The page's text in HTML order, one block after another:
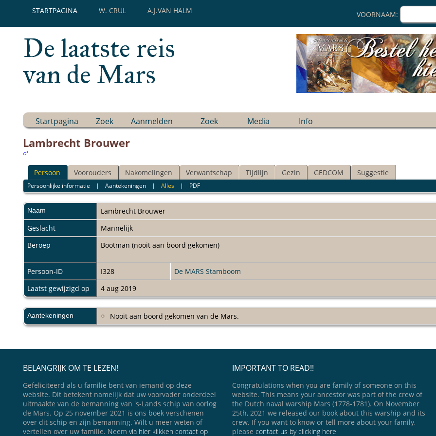
STARTPAGINA W. CRUL A.J.VAN HALM VOORNAAM:
De laatste reis
van de Mars
Startpagina Zoek Aanmelden Zoek Media Info
Lambrecht Brouwer
Persoon Voorouders Nakomelingen Verwantschap Tijdlijn Gezin GEDCOM Suggestie
Persoonlijke informatie |Aantekeningen |Alles | PDF
Naam Lambrecht Brouwer
Geslacht
Mannelijk
Beroep
Bootman (nooit aan boord gekomen)
Persoon-ID I328
De MARS Stamboom
Laatst gewijzigd op
4 aug 2019
Aantekeningen Nooit aan boord gekomen van de Mars.
BELANGRIJK OM TE LEZEN!
Gefeliciteerd als u familie bent van iemand op deze
website. Dit betekent namelijk dat uw voorvader onderdeel
uitmaakte van de bemanning van 's-Lands schip van oorlog
de Mars. Op 25 november 2021 is ons boek verschenen
over dit schip en zijn bemanning. Wilt u meer weten of
vertellen over uw familie. Neem via hier klikken contact op
IMPORTANT TO READ!!
Congratulations when you are family of someone on this
website. This means your ancestor was part of the crew of
the Dutch naval warship Mars (1778-1781). On November
25th, 2021 we released our book about this warship and its
crew. If you want to know or tell more about your family,
please contact us by clicking here